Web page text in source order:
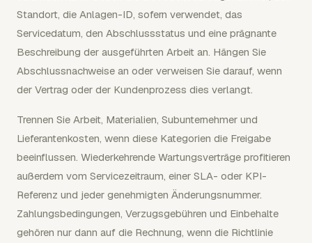
Standort, die Anlagen-ID, sofern verwendet, das
Servicedatum, den Abschlussstatus und eine prägnante
Beschreibung der ausgeführten Arbeit an. Hängen Sie
Abschlussnachweise an oder verweisen Sie darauf, wenn
der Vertrag oder der Kundenprozess dies verlangt.
Trennen Sie Arbeit, Materialien, Subunternehmer und
Lieferantenkosten, wenn diese Kategorien die Freigabe
beeinflussen. Wiederkehrende Wartungsverträge profitieren
außerdem vom Servicezeitraum, einer SLA- oder KPI-
Referenz und jeder genehmigten Änderungsnummer.
Zahlungsbedingungen, Verzugsgebühren und Einbehalte
gehören nur dann auf die Rechnung, wenn die Richtlinie